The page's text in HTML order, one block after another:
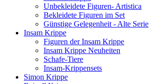
Unbekleidete Figuren- Artistica
Bekleidete Figuren im Set
Günstige Gelegenheit - Alte Serie
Insam Krippe
Figuren der Insam Krippe
Insam Krippe Neuheiten
Schafe-Tiere
Insam-Krippensets
Simon Krippe